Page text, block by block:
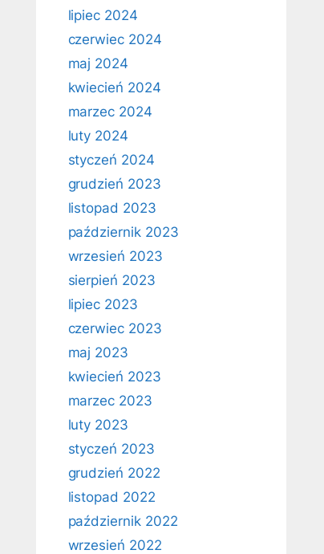
lipiec 2024
czerwiec 2024
maj 2024
kwiecień 2024
marzec 2024
luty 2024
styczeń 2024
grudzień 2023
listopad 2023
październik 2023
wrzesień 2023
sierpień 2023
lipiec 2023
czerwiec 2023
maj 2023
kwiecień 2023
marzec 2023
luty 2023
styczeń 2023
grudzień 2022
listopad 2022
październik 2022
wrzesień 2022